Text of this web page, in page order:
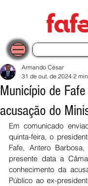
Município de
acusação do
Armando César
31 de out. de 2024 2
Em comunicado
quinta-feira, o
Fafe, Antero
presente data a
conhecimento da
Público ao ex-